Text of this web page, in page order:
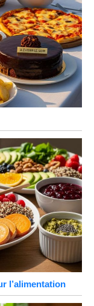
l’alimentation